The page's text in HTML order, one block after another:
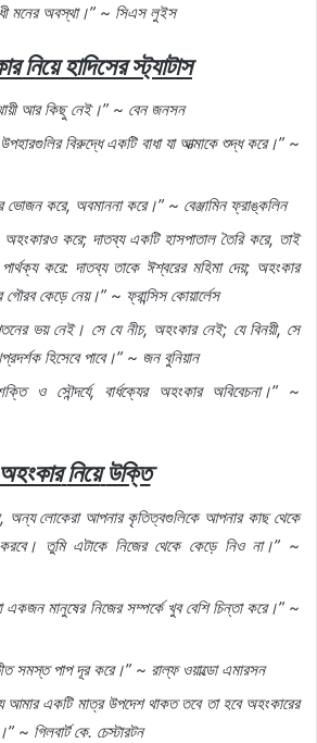
মনের অবস্থা।” ~ সিএস লুইস
নিয়ে হাদিসের স্ট্যাটাস
আর কিছু নেই।” ~ বেন জনসন
উপহারগুলির বিরুদ্ধে একটি বাধা যা আত্মাকে শুদ্ধ করে।” ~
ভোজন করে, অবমাননা করে।” ~ বেঞ্জামিন ফ্রাঙ্কলিন
অহংকারও করে; দাতব্য একটি হাসপাতাল তৈরি করে, তাই
পার্থক্য করে: দাতব্য তাকে ঈশ্বরের মহিমা দেয়; অহংকার
গৌরব কেড়ে নেয়।” ~ ফ্রান্সিস কোয়ার্লেস
ভয় নেই। সে যে নীচ, অহংকার নেই; যে বিনয়ী, সে
হিসেবে পাবে।” ~ জন বুনিয়ান
ও সৌন্দর্যে, বার্ধক্যের অহংকার অবিবেচনা।” ~
অহংকারনিয়ে উক্তি
, অন্য লোকেরা আপনার কৃতিত্বগুলিকে আপনার কাছ থেকে
করবে। তুমি এটাকে নিজের থেকে কেড়ে নিও না।” ~
একজন মানুষের নিজের সম্পর্কে খুব বেশি চিন্তা করে।” ~
সমস্ত পাপ দূর করে।” ~ রাল্ফ ওয়াল্ডো এমারসন
আমার একটি মাত্র উপদেশ থাকত তবে তা হবে অহংকারের
” ~ গিলবার্ট কে. চেস্টারটন